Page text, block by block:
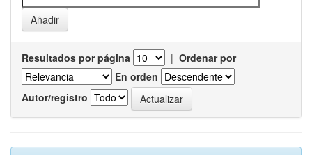
Resultados por página | Ordenar por
En orden
Autor/registro